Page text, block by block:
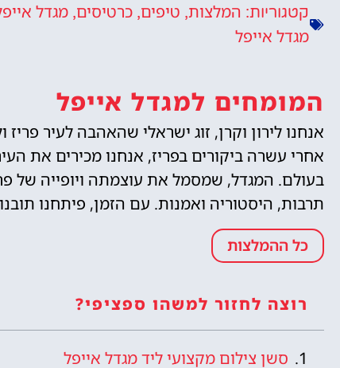
קטגוריות: המלצות, טיפים, כרטיסים, מגדל
מגדל אייפל
המומחים למגדל אייפל
אנחנו לירון וקרן, זוג ישראלי שהאהבה לעיר
אחרי עשרה ביקורים בפריז, אנחנו מכירים את
בעולם. המגדל, שמסמל את עוצמתה ויופייה של
תרבות, היסטוריה ואמנות. עם הזמן, פיתחנו
כל ההמלצות
רוצה לחזור למשהו ספציפי?
סשן צילום מקצועי ליד מגדל אייפל